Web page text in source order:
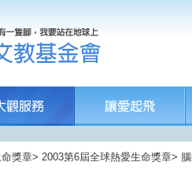
獎章> 2003第6屆全球熱愛生命獎章>